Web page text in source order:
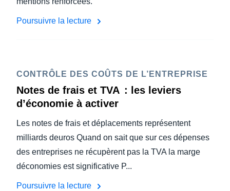
Poursuivre la lecture
CONTRÔLE DES COÛTS DE L’ENTREPRISE
Notes de frais et TVA : les leviers
d’économie à activer
Les notes de frais et déplacements représentent
milliards deuros Quand on sait que sur ces dépenses
des entreprises ne récupèrent pas la TVA la marge
déconomies est significative P...
Poursuivre la lecture